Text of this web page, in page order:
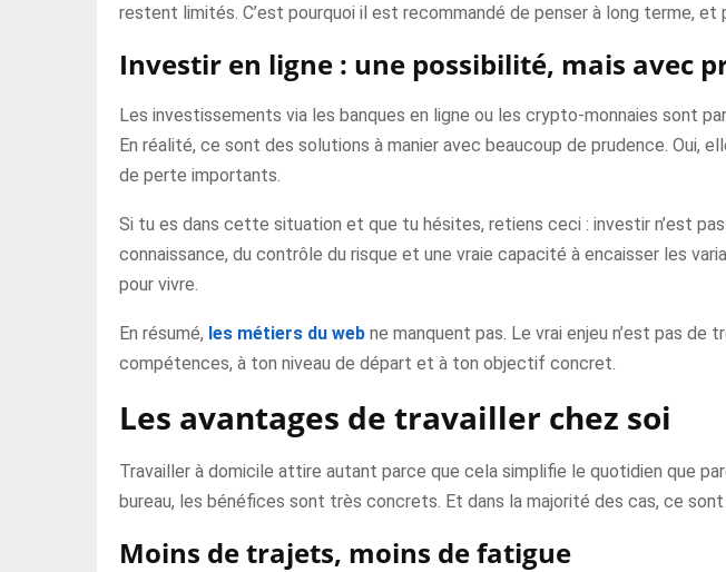
restent limités. C’est pourquoi il est recommandé de penser à long terme, et
Investir en ligne : une possibilité, mais avec
Les investissements via les banques en ligne ou les crypto-monnaies sont
En réalité, ce sont des solutions à manier avec beaucoup de prudence. Oui,
de perte importants.
Si tu es dans cette situation et que tu hésites, retiens ceci : investir n’est
connaissance, du contrôle du risque et une vraie capacité à encaisser les
pour vivre.
En résumé, les métiers du web ne manquent pas. Le vrai enjeu n’est pas de
compétences, à ton niveau de départ et à ton objectif concret.
Les avantages de travailler chez soi
Travailler à domicile attire autant parce que cela simplifie le quotidien que
bureau, les bénéfices sont très concrets. Et dans la majorité des cas, ce
Moins de trajets, moins de fatigue